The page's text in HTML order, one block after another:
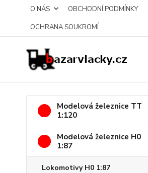
O NÁS OBCHODNÍ PODMÍNKY
OCHRANA SOUKROMÍ
Modelová železnice TT
1:120
Modelová železnice H0
1:87
Lokomotivy H0 1:87